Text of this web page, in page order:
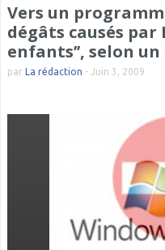
Vers un
dégâts causés
enfants’’, selon
par La rédaction - Juin 3, 2009